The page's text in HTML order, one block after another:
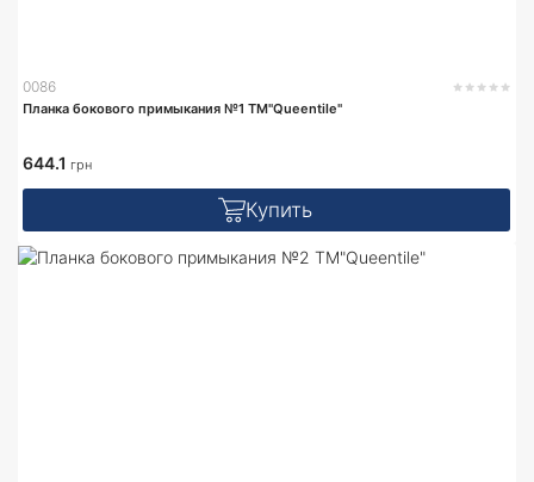
0086
Планка бокового примыкания №1 TM"Queentile"
644.1 грн
Купить